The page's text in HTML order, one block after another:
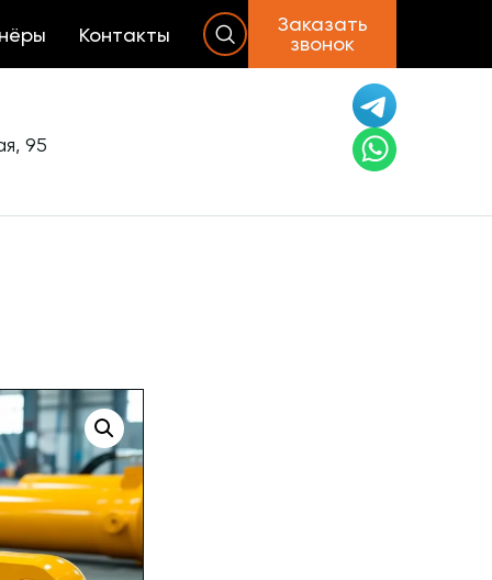
Контакты
Заказать
звонок
95